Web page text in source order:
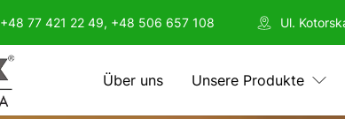
+48 77 421 22 49, +48 506 657 108 Ul.
Über uns Unsere Produkte